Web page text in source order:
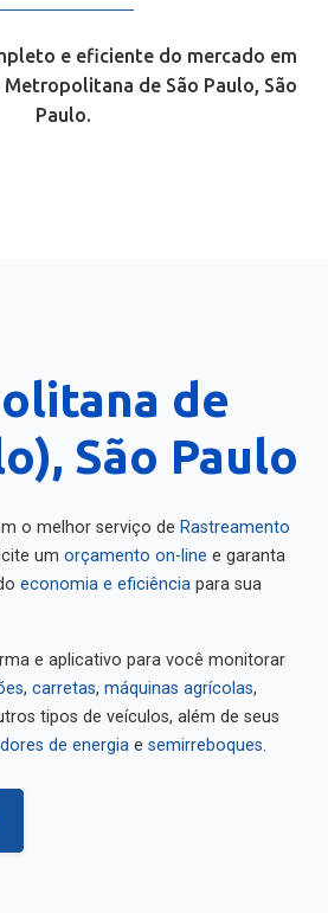
e eficiente do mercado em
Metropolitana de São Paulo, São
Paulo.
de
São Paulo
o melhor serviço de Rastreamento
um orçamento on-line e garanta
economia e eficiência para sua
e aplicativo para você monitorar
, carretas, máquinas agrícolas,
tipos de veículos, além de seus
de energia e semirreboques.